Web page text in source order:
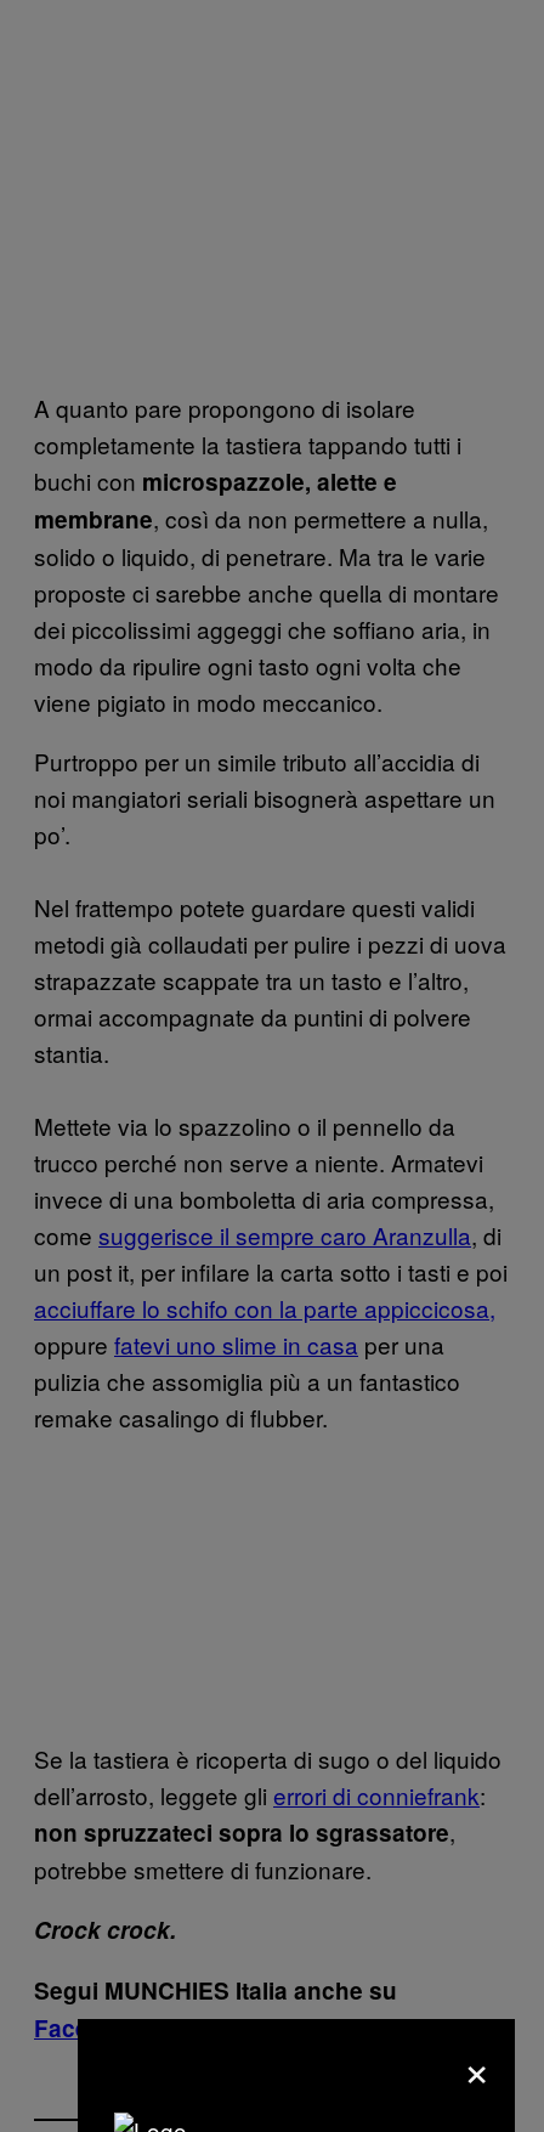
A quanto pare propongono di isolare
completamente la tastiera tappando tutti i
buchi con microspazzole, alette e
membrane, così da non permettere a nulla,
solido o liquido, di penetrare. Ma tra le varie
proposte ci sarebbe anche quella di montare
dei piccolissimi aggeggi che soffiano aria, in
modo da ripulire ogni tasto ogni volta che
viene pigiato in modo meccanico.
Purtroppo per un simile tributo all’accidia di
noi mangiatori seriali bisognerà aspettare un
po’.
Nel frattempo potete guardare questi validi
metodi già collaudati per pulire i pezzi di uova
strapazzate scappate tra un tasto e l’altro,
ormai accompagnate da puntini di polvere
stantia.
Mettete via lo spazzolino o il pennello da
trucco perché non serve a niente. Armatevi
invece di una bomboletta di aria compressa,
come suggerisce il sempre caro Aranzulla, di
un post it, per infilare la carta sotto i tasti e poi
acciuffare lo schifo con la parte appiccicosa,
oppure fatevi uno slime in casa per una
pulizia che assomiglia più a un fantastico
remake casalingo di flubber.
Se la tastiera è ricoperta di sugo o del liquido
dell’arrosto, leggete gli errori di conniefrank:
non spruzzateci sopra lo sgrassatore,
potrebbe smettere di funzionare.
Crock crock.
Segui MUNCHIES Italia anche su
FacebookeInstagram.
×